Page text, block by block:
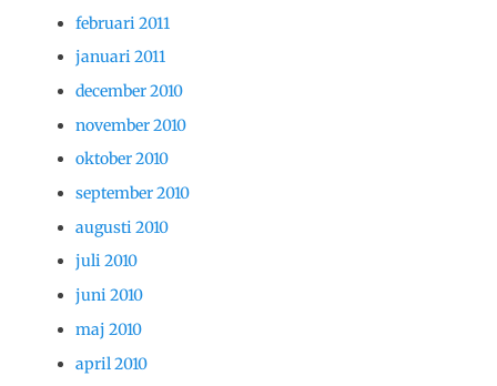
februari 2011
januari 2011
december 2010
november 2010
oktober 2010
september 2010
augusti 2010
juli 2010
juni 2010
maj 2010
april 2010